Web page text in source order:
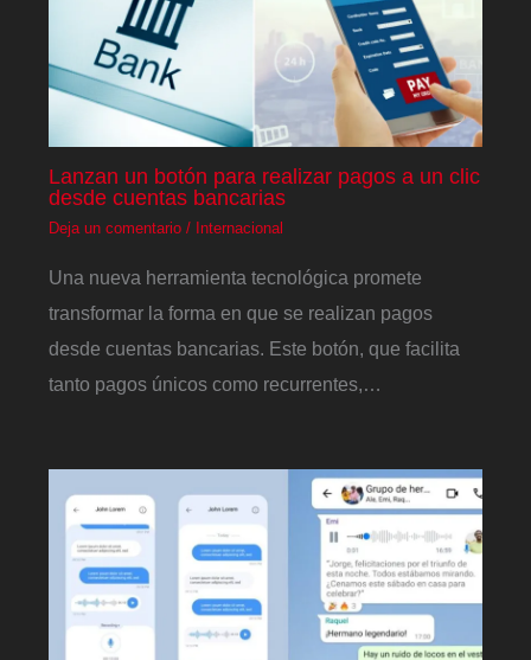
Lanzan un botón para realizar pagos a un clic
desde cuentas bancarias
Deja un comentario / Internacional
Una nueva herramienta tecnológica promete
transformar la forma en que se realizan pagos
desde cuentas bancarias. Este botón, que facilita
tanto pagos únicos como recurrentes,…